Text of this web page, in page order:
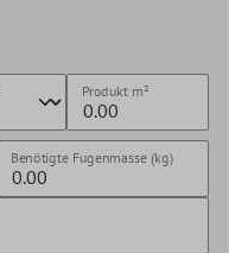
Produkt m²
Benötigte Fugenmasse (kg)